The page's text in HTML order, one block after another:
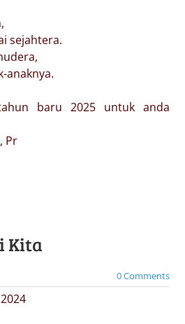
sejahtera.
anaknya.
baru 2025 untuk anda
Pr
Kita
0 Comments